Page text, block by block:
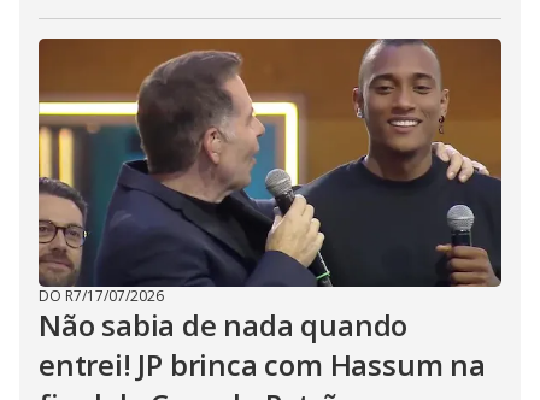
DO R7/17/07/2026
Não sabia de nada quando
entrei! JP brinca com Hassum na